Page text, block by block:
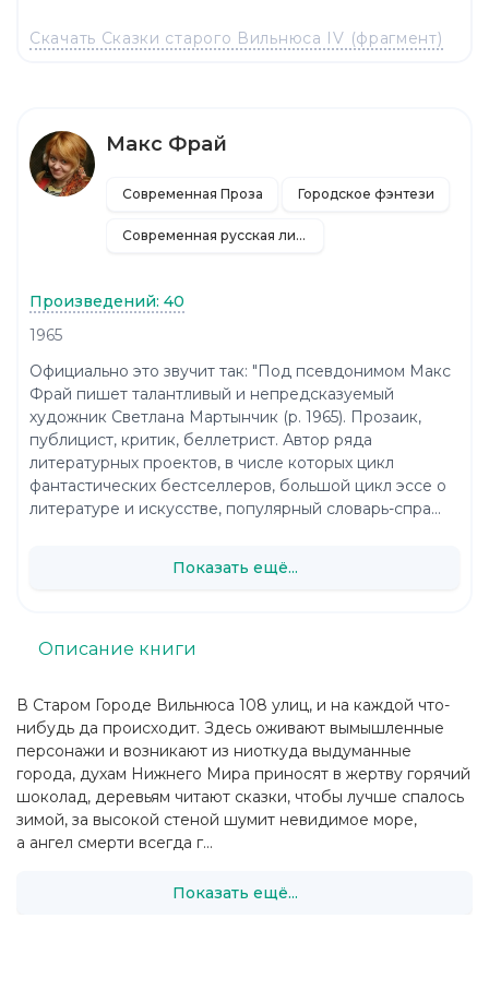
Скачать Сказки старого Вильнюса IV (фрагмент)
В Старом Городе Вильнюса 108 улиц, и на каждой что-
нибудь да происходит. Здесь оживают вымышленные
персонажи и возникают из ниоткуда выдуманные
города, духам Нижнего Мира приносят в жертву горячий
шоколад, деревьям читают сказки, чтобы лучше спалось
зимой, за высокой стеной шумит невидимое море,
а ангел смерти всегда г...
Показать ещё...
Описание книги
Макс Фрай
Современная Проза Городское фэнтези
Современная русская литература
Произведений: 40
1965
Официально это звучит так: "Под псевдонимом Макс
Фрай пишет талантливый и непредсказуемый
художник Светлана Мартынчик (р. 1965). Прозаик,
публицист, критик, беллетрист. Автор ряда
литературных проектов, в числе которых цикл
фантастических бестселлеров, большой цикл эссе о
литературе и искусстве, популярный словарь-спра...
Показать ещё...